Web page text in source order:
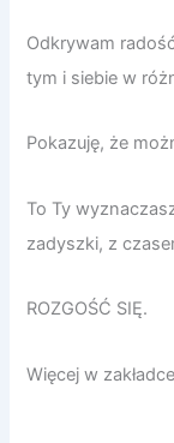
Odkrywam
tym i siebie w
Pokazuję, że
To Ty
zadyszki, z
ROZGOŚĆ SIĘ.
Więcej w